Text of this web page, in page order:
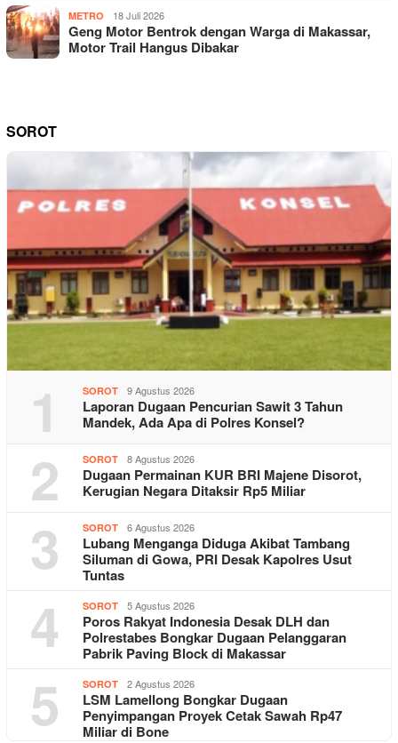
METRO 18 Juli 2026
Geng Motor Bentrok dengan Warga di Makassar,
Motor Trail Hangus Dibakar
SOROT
1 SOROT 9 Agustus 2026
Laporan Dugaan Pencurian Sawit 3 Tahun
Mandek, Ada Apa di Polres Konsel?
2 SOROT 8 Agustus 2026
Dugaan Permainan KUR BRI Majene Disorot,
Kerugian Negara Ditaksir Rp5 Miliar
3 SOROT 6 Agustus 2026
Lubang Menganga Diduga Akibat Tambang
Siluman di Gowa, PRI Desak Kapolres Usut
Tuntas
4 SOROT 5 Agustus 2026
Poros Rakyat Indonesia Desak DLH dan
Polrestabes Bongkar Dugaan Pelanggaran
Pabrik Paving Block di Makassar
5 SOROT 2 Agustus 2026
LSM Lamellong Bongkar Dugaan
Penyimpangan Proyek Cetak Sawah Rp47
Miliar di Bone